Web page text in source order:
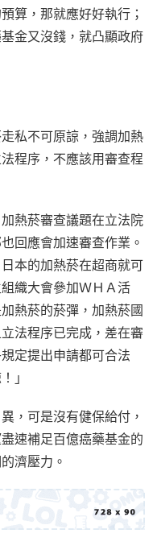
算，那就應好好執行；
金又沒錢，就凸顯政府
私不可原諒，強調加熱
程序，不應該用審查程
熱菸審查議題在立法院
回應會加速審查作業。
本的加熱菸在超商就可
織大會參加ＷＨＡ活
熱菸的菸彈，加熱菸國
法程序已完成，差在審
定提出申請都可合法
」
，可是沒有健保給付，
速補足百億癌藥基金的
濟壓力。